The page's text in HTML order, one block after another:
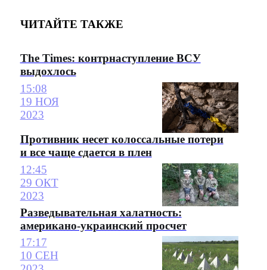
ЧИТАЙТЕ ТАКЖЕ
The Times: контрнаступление ВСУ
выдохлось
15:08
19 НОЯ
2023
Противник несет колоссальные потери
и все чаще сдается в плен
12:45
29 ОКТ
2023
Разведывательная халатность:
американо-украинский просчет
17:17
10 СЕН